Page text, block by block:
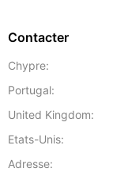
Contacter
Chypre:
Portugal:
United Kingdom:
Etats-Unis:
Adresse: